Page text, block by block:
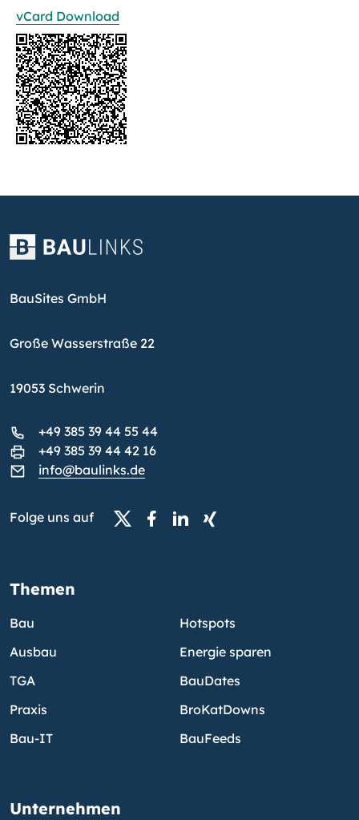
vCard Download
BauSites GmbH
Große Wasserstraße 22
19053 Schwerin
+49 385 39 44 55 44
+49 385 39 44 42 16
info@baulinks.de
Folge uns auf
Themen
Bau
Ausbau
TGA
Praxis
Bau-IT
Hotspots
Energie sparen
BauDates
BroKatDowns
BauFeeds
Unternehmen